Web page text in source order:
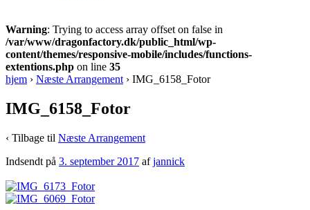
Warning: Trying to access array offset on false in
/var/www/dragonfactory.dk/public_html/wp-
content/themes/responsive-mobile/includes/functions-
extentions.php on line 35
hjem › Næste Arrangement › IMG_6158_Fotor
IMG_6158_Fotor
‹ Tilbage til Næste Arrangement
Indsendt på 3. september 2017 afjannick